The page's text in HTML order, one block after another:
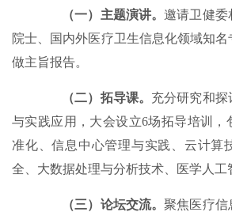
（一）主题演讲。邀请卫健委
院士、国内外医疗卫生信息化领域知
做主旨报告。
（二）拓导课。 充分研究和探
与实践应用，大会设立6场拓导培训，
准化、信息中心管理与实践、云计算
全、大数据处理与分析技术、医学人工
（三）论坛交流。聚焦医疗信